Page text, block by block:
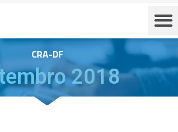
CRA-DF
2018